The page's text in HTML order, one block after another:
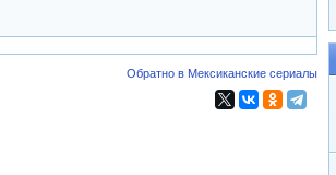
Обратно в Мексиканские сериалы